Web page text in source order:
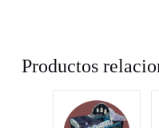
Productos